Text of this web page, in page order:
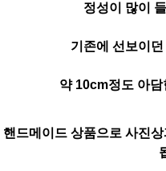
정성이 많이
기존에 선보이
약 10cm정도 아
핸드메이드 상품으로 사진